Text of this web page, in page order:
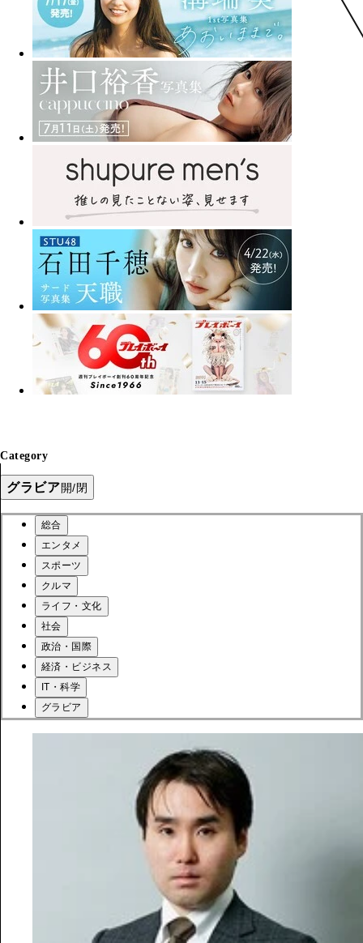
Category
グラビア開/閉
総合
エンタメ
スポーツ
クルマ
ライフ・文化
社会
政治・国際
経済・ビジネス
IT・科学
グラビア